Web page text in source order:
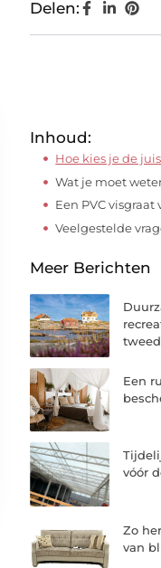
Delen:
Inhoud:
Hoe kies je de
Wat je moet
Een PVC visgraat
Veelgestelde
Meer Berichten
Een
vóór
Zo
van